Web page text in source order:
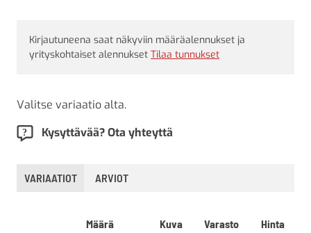
Kirjautuneena saat näkyviin määräalennukset ja
yrityskohtaiset alennukset Tilaa tunnukset
Valitse variaatio alta.
Kysyttävää? Ota yhteyttä
VARIAATIOT ARVIOT
Määrä Kuva Varasto Hinta